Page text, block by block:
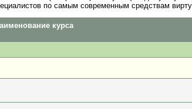
по самым современным средствам
курса